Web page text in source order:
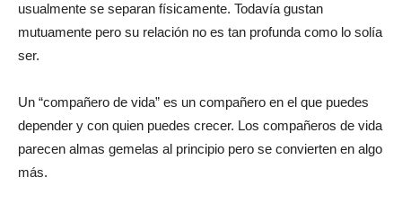
usualmente se separan físicamente. Todavía gustan
mutuamente pero su relación no es tan profunda como lo solía
ser.
Un “compañero de vida” es un compañero en el que puedes
depender y con quien puedes crecer. Los compañeros de vida
parecen almas gemelas al principio pero se convierten en algo
más.